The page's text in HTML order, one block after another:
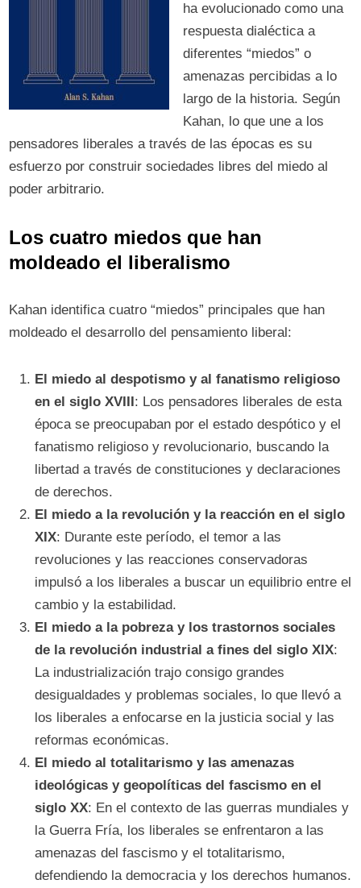
ha evolucionado como una
respuesta dialéctica a
diferentes “miedos” o
amenazas percibidas a lo
largo de la historia. Según
Kahan, lo que une a los
pensadores liberales a través de las épocas es su
esfuerzo por construir sociedades libres del miedo al
poder arbitrario.
Los cuatro miedos que han
moldeado el liberalismo
Kahan identifica cuatro “miedos” principales que han
moldeado el desarrollo del pensamiento liberal:
El miedo al despotismo y al fanatismo religioso
en el siglo XVIII: Los pensadores liberales de esta
época se preocupaban por el estado despótico y el
fanatismo religioso y revolucionario, buscando la
libertad a través de constituciones y declaraciones
de derechos.
El miedo a la revolución y la reacción en el siglo
XIX: Durante este período, el temor a las
revoluciones y las reacciones conservadoras
impulsó a los liberales a buscar un equilibrio entre el
cambio y la estabilidad.
El miedo a la pobreza y los trastornos sociales
de la revolución industrial a fines del siglo XIX:
La industrialización trajo consigo grandes
desigualdades y problemas sociales, lo que llevó a
los liberales a enfocarse en la justicia social y las
reformas económicas.
El miedo al totalitarismo y las amenazas
ideológicas y geopolíticas del fascismo en el
siglo XX: En el contexto de las guerras mundiales y
la Guerra Fría, los liberales se enfrentaron a las
amenazas del fascismo y el totalitarismo,
defendiendo la democracia y los derechos humanos.